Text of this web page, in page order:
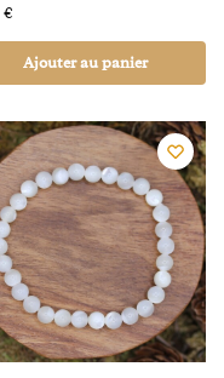
€
Ajouter au panier